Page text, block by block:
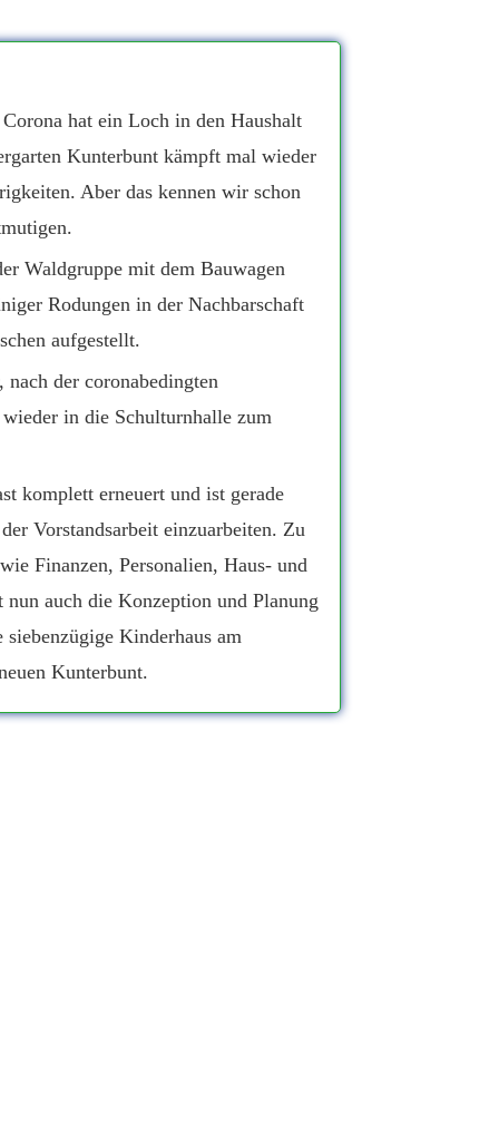
hat ein Loch in den Haushalt
Kunterbunt kämpft mal wieder
Aber das kennen wir schon
Waldgruppe mit dem Bauwagen
Rodungen in der Nachbarschaft
aufgestellt.
der coronabedingten
in die Schulturnhalle zum
komplett erneuert und ist gerade
Vorstandsarbeit einzuarbeiten. Zu
Finanzen, Personalien, Haus- und
auch die Konzeption und Planung
siebenzügige Kinderhaus am
Kunterbunt.